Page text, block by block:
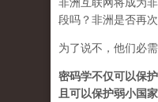
段吗？非洲是否再
为了说不，他们必
密码学不仅可以保
且可以保护弱小国